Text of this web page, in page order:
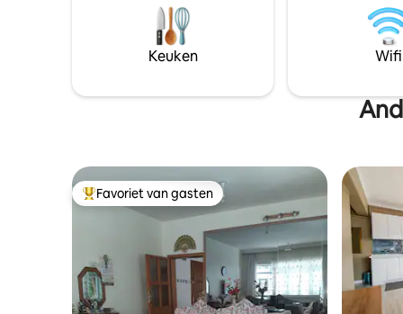
Wij bieden een ervaring op zich, niet
alleen een verblijf.
Social
Hayyami
Keuken Wifi
Topfavoriet van gasten
Favoriet van gasten